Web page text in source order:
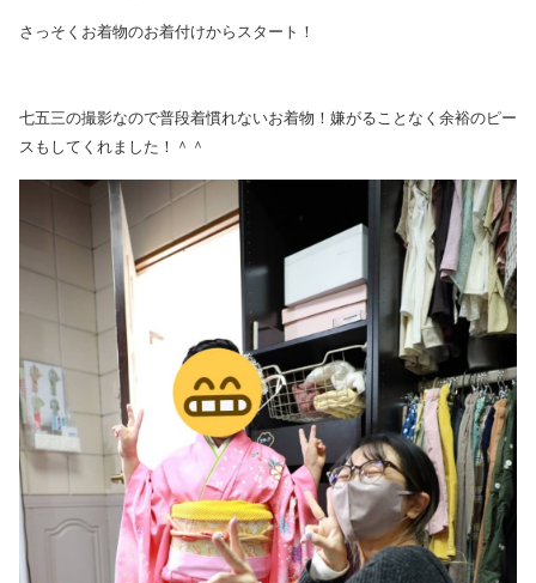
さっそくお着物のお着付けからスタート！
七五三の撮影なので普段着慣れないお着物！嫌がることなく余裕のピー
スもしてくれました！＾＾